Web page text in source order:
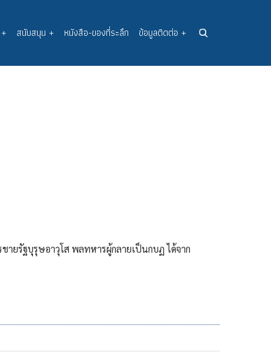
+ สนับสนุน + หนังสือ-ของที่ระลึก ข้อมูลติดต่อ +
ยรัฐบุรุษอาวุโส พลทหารผู้กลายเป็นกบฏ ได้จาก